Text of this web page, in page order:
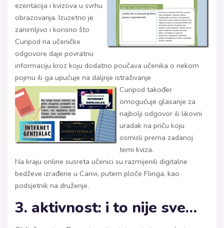
ezentacija i kvizova u svrhu
obrazovanja. Izuzetno je
zanimljivo i korisno što
Curipod na učeničke
odgovore daje povratnu
informaciju kroz koju dodatno poučava učenika o nekom
pojmu ili ga upućuje na daljnje istraživanje
Curipod također
omogućuje glasanje za
najbolji odgovor ili likovni
uradak na priču koju
osmisli prema zadanoj
temi kviza.
Na kraju online susreta učenici su razmijenili digitalne
bedževe izrađene u Canvi, putem ploče Flinga, kao
podsjetnik na druženje.
3. aktivnost: i to nije sve…